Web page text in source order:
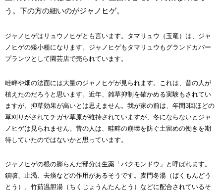
う。下の方の細いのがジャノヒゲ。
ジャノヒゲはリュウノヒゲとも言います。タマリュウ（玉竜）は、ジャ
ノヒゲの矮小種になります。ジャノヒゲもタマリュウもグランドカバー
プランツとして園芸店で売られています。
畦畔や畑の法面には大量のジャノヒゲが見られます。これは、昔の人が
植えたのだろうと思います。近年、雑草抑制を確かめる実験もされてい
ますが、抑草効果が高いとは思えません。我が家の前は、年間3回ほどの
草刈りがされてチガヤ草原が維持されていますが、冬にならないとジャ
ノヒゲは見られません。昔の人は、畦畔の崩壊を防ぐ土留めの働きを期
待していたのではないかと思っています。
ジャノヒゲの根の膨らんだ部分は生薬「バクモンドウ」と呼ばれます。
鎮咳、止渇、去痰などの作用があるそうです。麦門冬湯（ばくもんどう
とう）、竹茹温胆湯（ちくじょうんたんとう）などに配合されているそ